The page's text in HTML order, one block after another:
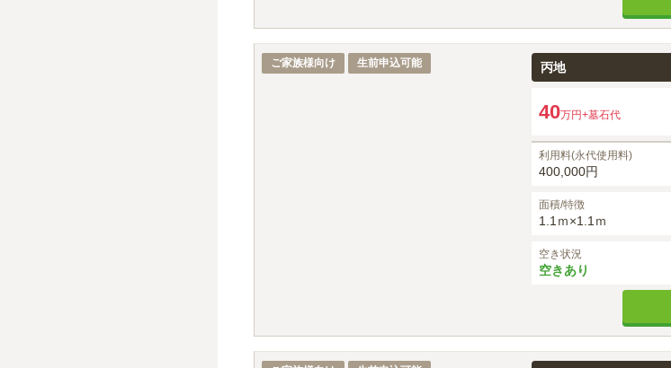
ご家族様向け 生前申込可能 丙地
40万円+墓石代
利用料(永代使用料)
400,000円
面積/特徴
1.1ｍ×1.1ｍ
空き状況
空きあり